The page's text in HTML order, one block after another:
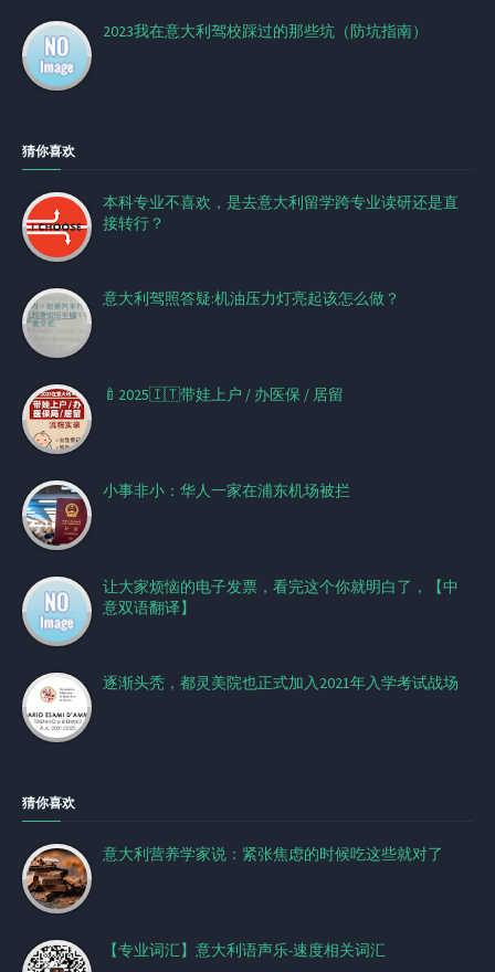
2023我在意大利驾校踩过的那些坑（防坑指南）
猜你喜欢
本科专业不喜欢，是去意大利留学跨专业读研还是直
接转行？
意大利驾照答疑:机油压力灯亮起该怎么做？
🍼2025🇮🇹带娃上户 / 办医保 / 居留
小事非小：华人一家在浦东机场被拦
让大家烦恼的电子发票，看完这个你就明白了，【中
意双语翻译】
逐渐头秃，都灵美院也正式加入2021年入学考试战场
猜你喜欢
意大利营养学家说：紧张焦虑的时候吃这些就对了
【专业词汇】意大利语声乐-速度相关词汇